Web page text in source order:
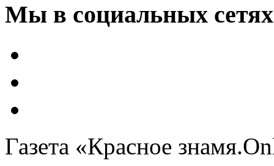
Мы в социальных сетях
Газета «Красное